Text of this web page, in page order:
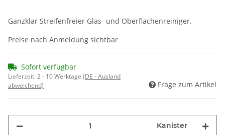
Ganzklar Streifenfreier Glas- und Oberflächenreiniger.
Preise nach Anmeldung sichtbar
Sofort verfügbar
Lieferzeit:2 - 10 Werktage (DE - Ausland
abweichend)
Frage zum Artikel
Kanister